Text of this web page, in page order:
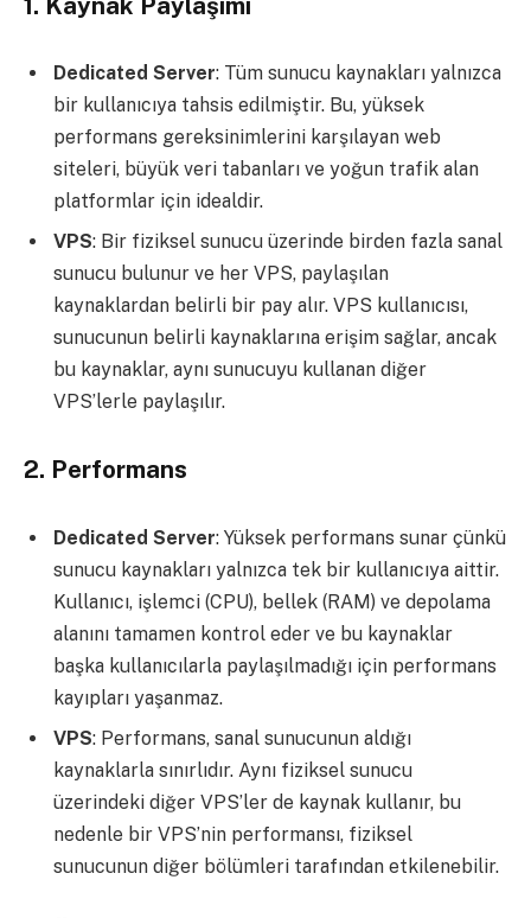
Dedicated Server: Tüm sunucu kaynakları yalnızca
bir kullanıcıya tahsis edilmiştir. Bu, yüksek
performans gereksinimlerini karşılayan web
siteleri, büyük veri tabanları ve yoğun trafik alan
platformlar için idealdir.
VPS: Bir fiziksel sunucu üzerinde birden fazla sanal
sunucu bulunur ve her VPS, paylaşılan
kaynaklardan belirli bir pay alır. VPS kullanıcısı,
sunucunun belirli kaynaklarına erişim sağlar, ancak
bu kaynaklar, aynı sunucuyu kullanan diğer
VPS’lerle paylaşılır.
2. Performans
Dedicated Server: Yüksek performans sunar çünkü
sunucu kaynakları yalnızca tek bir kullanıcıya aittir.
Kullanıcı, işlemci (CPU), bellek (RAM) ve depolama
alanını tamamen kontrol eder ve bu kaynaklar
başka kullanıcılarla paylaşılmadığı için performans
kayıpları yaşanmaz.
VPS: Performans, sanal sunucunun aldığı
kaynaklarla sınırlıdır. Aynı fiziksel sunucu
üzerindeki diğer VPS’ler de kaynak kullanır, bu
nedenle bir VPS’nin performansı, fiziksel
sunucunun diğer bölümleri tarafından etkilenebilir.